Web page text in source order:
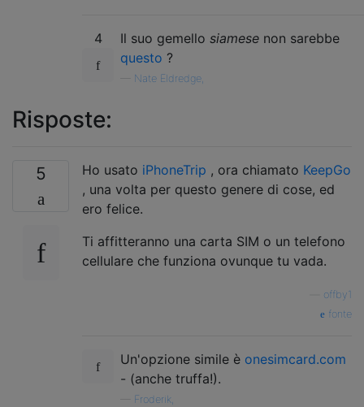
4 Il suo gemello siamese non sarebbe
questo ?
Nate Eldredge,
Risposte:
5 Ho usato iPhoneTrip , ora chiamato KeepGo
, una volta per questo genere di cose, ed
ero felice.
Ti affitteranno una carta SIM o un telefono
cellulare che funziona ovunque tu vada.
offby1
fonte
Un'opzione simile è onesimcard.com
- (anche truffa!).
Froderik,